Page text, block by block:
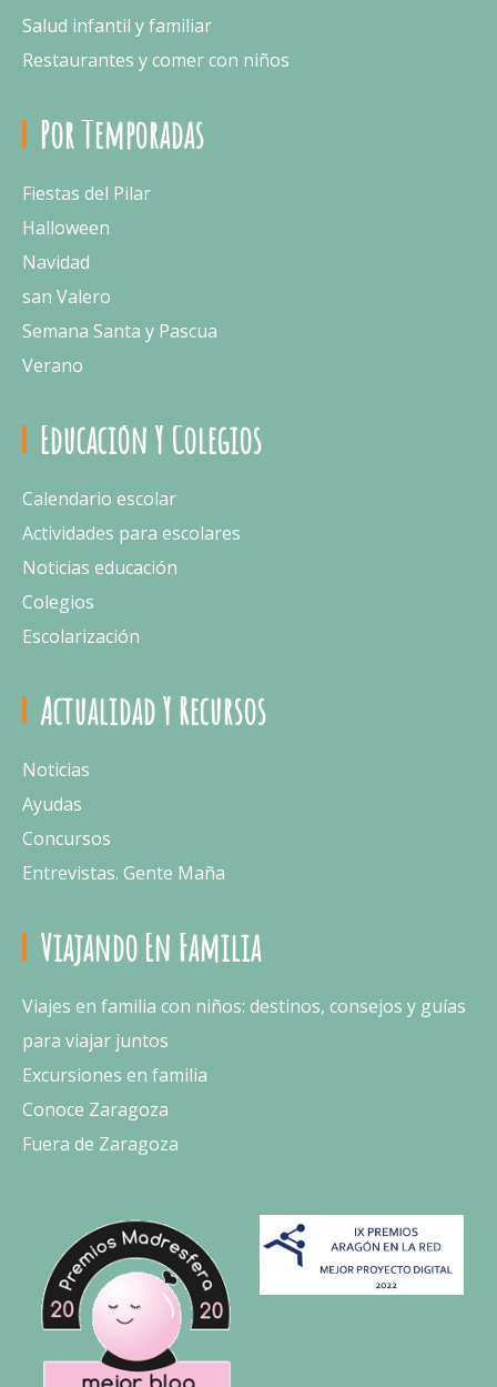
Salud infantil y familiar
Restaurantes y comer con niños
Por Temporadas
Fiestas del Pilar
Halloween
Navidad
san Valero
Semana Santa y Pascua
Verano
Educación Y Colegios
Calendario escolar
Actividades para escolares
Noticias educación
Colegios
Escolarización
Actualidad Y Recursos
Noticias
Ayudas
Concursos
Entrevistas. Gente Maña
Viajando En Familia
Viajes en familia con niños: destinos, consejos y guías
para viajar juntos
Excursiones en familia
Conoce Zaragoza
Fuera de Zaragoza